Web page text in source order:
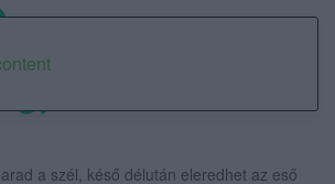
a szél, késő délután eleredhet az eső